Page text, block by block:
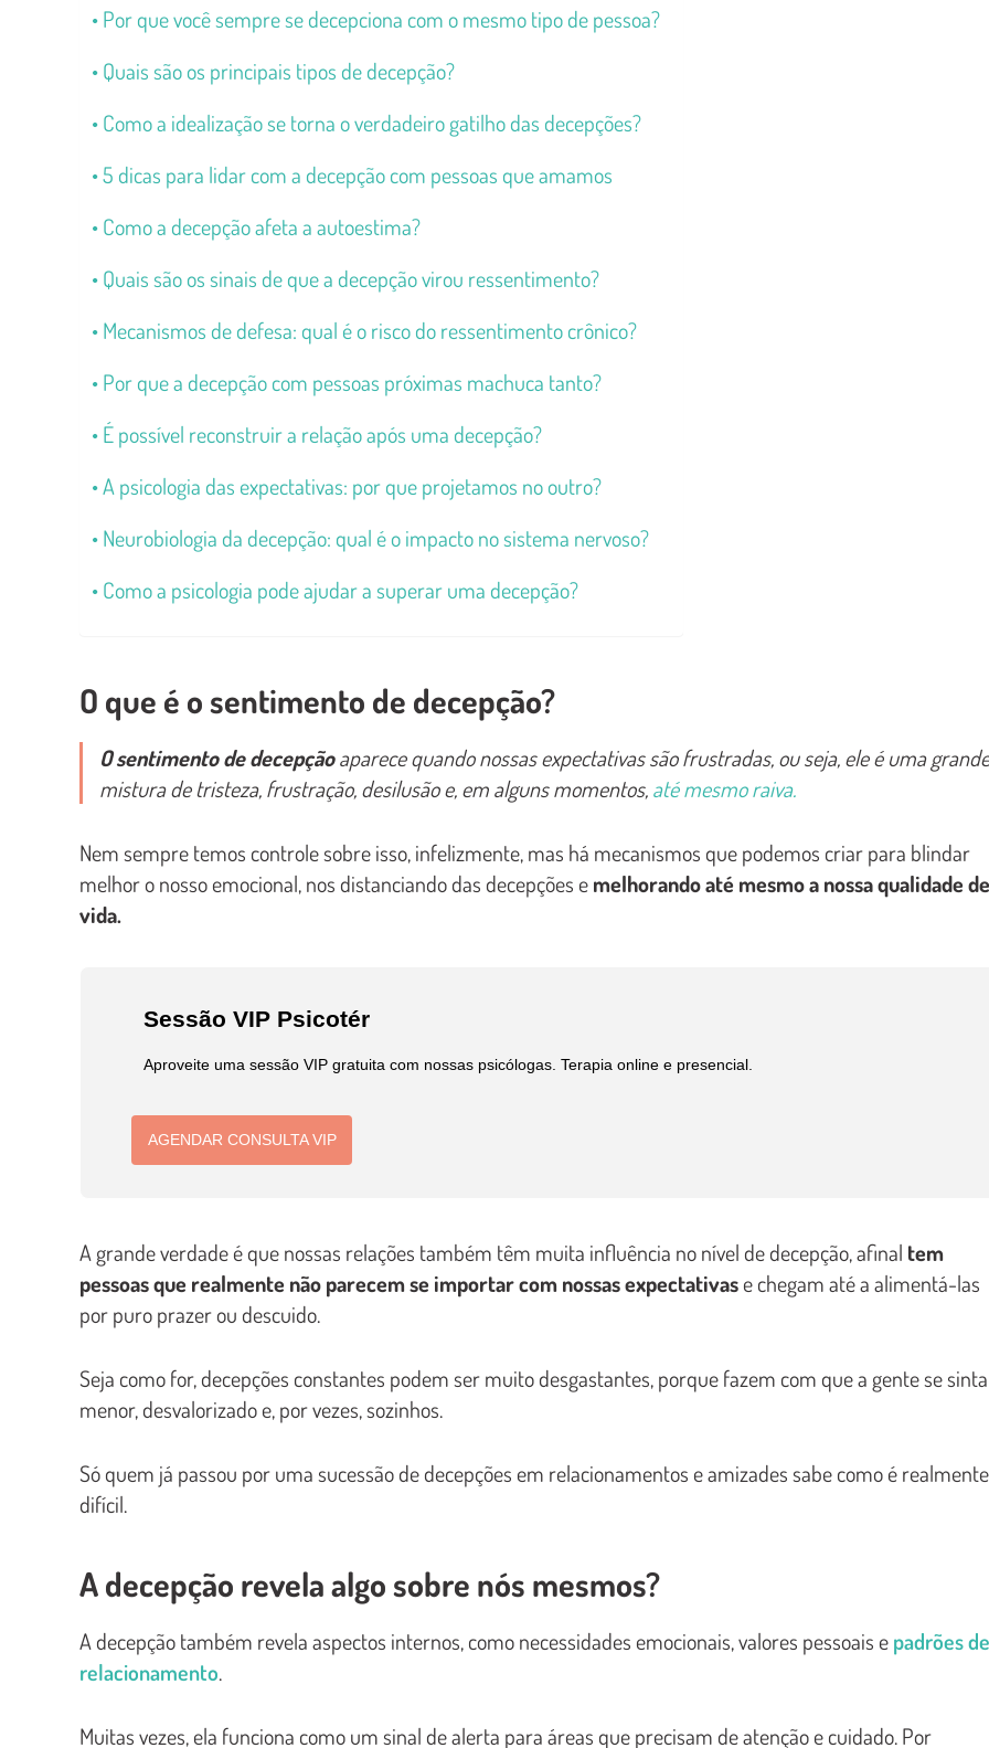
Por que você sempre se decepciona com o mesmo tipo de pessoa?
Quais são os principais tipos de decepção?
Como a idealização se torna o verdadeiro gatilho das decepções?
5 dicas para lidar com a decepção com pessoas que amamos
Como a decepção afeta a autoestima?
Quais são os sinais de que a decepção virou ressentimento?
Mecanismos de defesa: qual é o risco do ressentimento crônico?
Por que a decepção com pessoas próximas machuca tanto?
É possível reconstruir a relação após uma decepção?
A psicologia das expectativas: por que projetamos no outro?
Neurobiologia da decepção: qual é o impacto no sistema nervoso?
Como a psicologia pode ajudar a superar uma decepção?
O que é o sentimento de decepção?
O sentimento de decepçãoaparece quando nossas expectativas são frustradas, ou seja, ele é uma grande
mistura de tristeza, frustração, desilusão e, em alguns momentos,até mesmo raiva.
Nem sempre temos controle sobre isso, infelizmente, mas há mecanismos que podemos criar para blindar
melhor o nosso emocional, nos distanciando das decepções emelhorando até mesmo a nossa qualidade de
vida.
Sessão VIP Psicotér
Aproveite uma sessão VIP gratuita com nossas psicólogas. Terapia online e presencial.
AGENDAR CONSULTA VIP
A grande verdade é que nossas relações também têm muita influência no nível de decepção, afinal tem
pessoas que realmente não parecem se importar com nossas expectativase chegam até a alimentá-las
por puro prazer ou descuido.
Seja como for, decepções constantes podem ser muito desgastantes, porque fazem com que a gente se sinta
menor, desvalorizado e, por vezes, sozinhos.
Só quem já passou por uma sucessão de decepções em relacionamentos e amizades sabe como é realmente
difícil.
A decepção revela algo sobre nós mesmos?
A decepção também revela aspectos internos, como necessidades emocionais, valores pessoais epadrões de
relacionamento.
Muitas vezes, ela funciona como um sinal de alerta para áreas que precisam de atenção e cuidado. Por